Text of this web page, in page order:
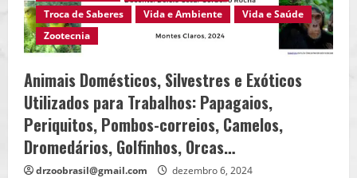
Troca de Saberes
Vida e Ambiente
Vida e Saúde
Zootecnia
Animais Domésticos, Silvestres e Exóticos
Utilizados para Trabalhos: Papagaios,
Periquitos, Pombos-correios, Camelos,
Dromedários, Golfinhos, Orcas…
drzoobrasil@gmail.com dezembro 6, 2024